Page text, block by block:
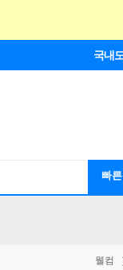
국내
빠
웰컴